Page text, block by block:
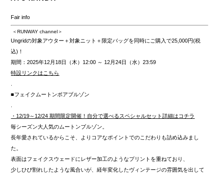
Fair info
＜RUNWAY channel＞
Ungridの対象アウター＋対象ニット＋限定バッグを同時にご購入で25,000円(税
込) ！
期間：2025年12月18日（木）12:00 ～ 12月24日（水）23:59
特設リンクはこちら
■フェイクムートンボアブルゾン
・12/19～12/24 期間限定開催！自分で選べるスペシャルセット詳細はコチラ
毎シーズン大人気のムートンブルゾン。
長年愛されているからこそ、よりコアなポイントでのこだわりも詰め込みまし
た。
表面はフェイクスウェードにレザー加工のようなプリントを重ねており、
少しひび割れしたような風合いが、経年変化したヴィンテージの雰囲気を出して